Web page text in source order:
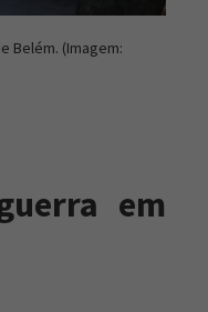
Belém. (Imagem:
em